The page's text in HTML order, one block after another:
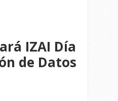
IZAI Día
de Datos